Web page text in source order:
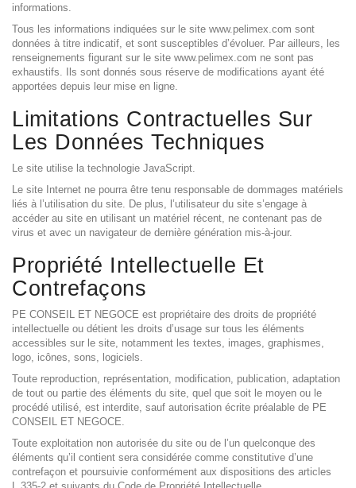
informations.
Tous les informations indiquées sur le site www.pelimex.com sont
données à titre indicatif, et sont susceptibles d’évoluer. Par ailleurs, les
renseignements figurant sur le site www.pelimex.com ne sont pas
exhaustifs. Ils sont donnés sous réserve de modifications ayant été
apportées depuis leur mise en ligne.
Limitations Contractuelles Sur
Les Données Techniques
Le site utilise la technologie JavaScript.
Le site Internet ne pourra être tenu responsable de dommages matériels
liés à l’utilisation du site. De plus, l’utilisateur du site s’engage à
accéder au site en utilisant un matériel récent, ne contenant pas de
virus et avec un navigateur de dernière génération mis-à-jour.
Propriété Intellectuelle Et
Contrefaçons
PE CONSEIL ET NEGOCE est propriétaire des droits de propriété
intellectuelle ou détient les droits d’usage sur tous les éléments
accessibles sur le site, notamment les textes, images, graphismes,
logo, icônes, sons, logiciels.
Toute reproduction, représentation, modification, publication, adaptation
de tout ou partie des éléments du site, quel que soit le moyen ou le
procédé utilisé, est interdite, sauf autorisation écrite préalable de PE
CONSEIL ET NEGOCE.
Toute exploitation non autorisée du site ou de l’un quelconque des
éléments qu’il contient sera considérée comme constitutive d’une
contrefaçon et poursuivie conformément aux dispositions des articles